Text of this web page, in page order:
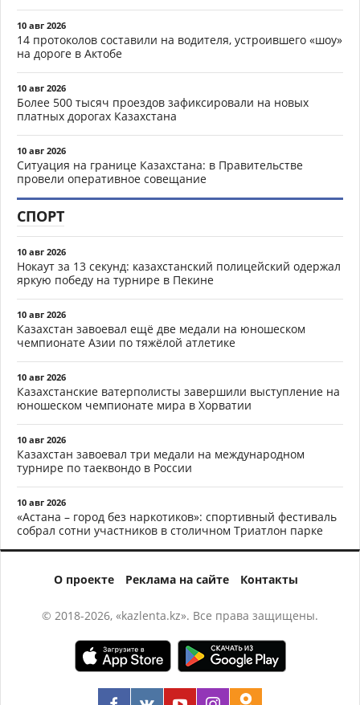
10 авг 2026
14 протоколов составили на водителя, устроившего «шоу»
на дороге в Актобе
10 авг 2026
Более 500 тысяч проездов зафиксировали на новых
платных дорогах Казахстана
10 авг 2026
Ситуация на границе Казахстана: в Правительстве
провели оперативное совещание
СПОРТ
10 авг 2026
Нокаут за 13 секунд: казахстанский полицейский одержал
яркую победу на турнире в Пекине
10 авг 2026
Казахстан завоевал ещё две медали на юношеском
чемпионате Азии по тяжёлой атлетике
10 авг 2026
Казахстанские ватерполисты завершили выступление на
юношеском чемпионате мира в Хорватии
10 авг 2026
Казахстан завоевал три медали на международном
турнире по таеквондо в России
10 авг 2026
«Астана – город без наркотиков»: спортивный фестиваль
собрал сотни участников в столичном Триатлон парке
О проекте Реклама на сайте Контакты
© 2018-2026, «kazlenta.kz». Все права защищены.